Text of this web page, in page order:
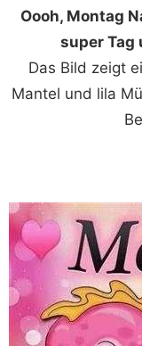
Oooh, Montag
super Tag
Das Bild zeigt
Mantel und lila